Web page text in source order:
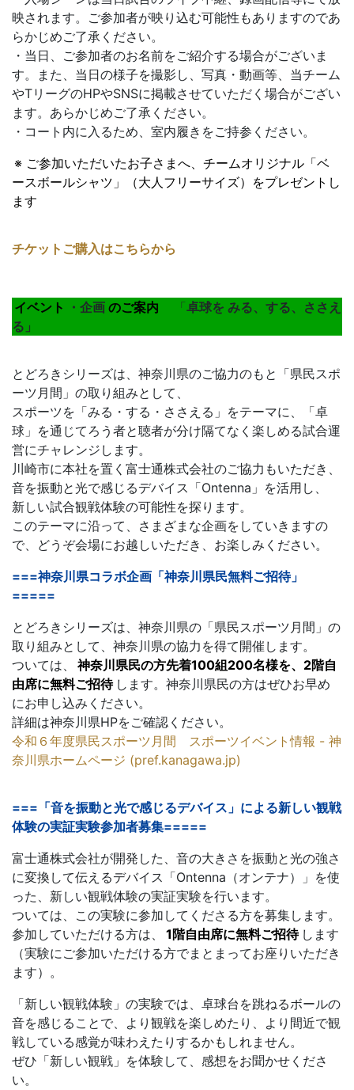
映されます。ご参加者が映り込む可能性もありますのであ
らかじめご了承ください。
・当日、ご参加者のお名前をご紹介する場合がございま
す。また、当日の様子を撮影し、写真・動画等、当チーム
やTリーグのHPやSNSに掲載させていただく場合がござい
ます。あらかじめご了承ください。
・コート内に入るため、室内履きをご持参ください。
※ ご参加いただいたお子さまへ、チームオリジナル「ベ
ースボールシャツ」（大人フリーサイズ）をプレゼントし
ます
チケットご購入はこちらから
イベント ・企画 のご案内 「卓球を みる、する、ささえ
る」
とどろきシリーズは、神奈川県のご協力のもと「県民スポ
ーツ月間」の取り組みとして、
スポーツを「みる・する・ささえる」をテーマに、「卓
球」を通じてろう者と聴者が分け隔てなく楽しめる試合運
営にチャレンジします。
川崎市に本社を置く富士通株式会社のご協力もいただき、
音を振動と光で感じるデバイス「Ontenna」を活用し、
新しい試合観戦体験の可能性を探ります。
このテーマに沿って、さまざまな企画をしていきますの
で、どうぞ会場にお越しいただき、お楽しみください。
===神奈川県コラボ企画「神奈川県民無料ご招待」
=====
とどろきシリーズは、神奈川県の「県民スポーツ月間」の
取り組みとして、神奈川県の協力を得て開催します。
ついては、
神奈川県民の方先着100組200名様を、2階自
由席に無料ご招待 します。神奈川県民の方はぜひお早め
にお申し込みください。
詳細は神奈川県HPをご確認ください。
令和６年度県民スポーツ月間 スポーツイベント情報 - 神
奈川県ホームページ (pref.kanagawa.jp)
===「音を振動と光で感じるデバイス」による新しい観戦
体験の実証実験参加者募集=====
富士通株式会社が開発した、音の大きさを振動と光の強さ
に変換して伝えるデバイス「Ontenna（オンテナ）」を使
った、新しい観戦体験の実証実験を行います。
ついては、この実験に参加してくださる方を募集します。
参加していただける方は、
1階自由席に無料ご招待 します
（実験にご参加いただける方でまとまってお座りいただき
ます）。
「新しい観戦体験」の実験では、卓球台を跳ねるボールの
音を感じることで、より観戦を楽しめたり、より間近で観
戦している感覚が味わえたりするかもしれません。
ぜひ「新しい観戦」を体験して、感想をお聞かせくださ
い。